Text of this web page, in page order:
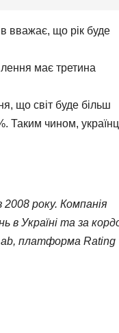
вважає, що рік буде
має третина
що світ буде більш
Таким чином,
2008 року. Компанія
в Україні та за
платформа Rating